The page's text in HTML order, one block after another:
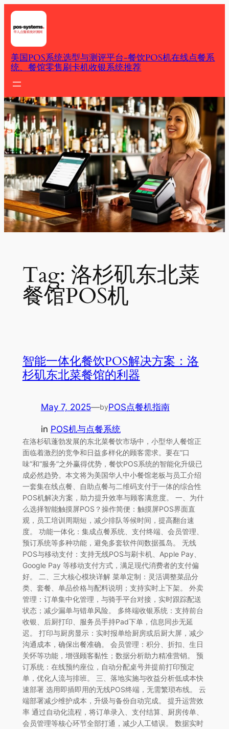
Skip
content
美国POS系统选型与测评平台-餐饮POS机在线点餐系
统、餐馆零售刷卡机收银系统推荐
Tag: 洛杉矶东北菜
餐馆POS机
智能一体化餐饮POS解决方案：洛
杉矶东北菜餐馆的利器
May 7, 2025—byPOS点餐机指南
in POS机与点餐系统
在洛杉矶蓬勃发展的东北菜餐饮市场中，小型华人餐馆正
面临着激烈的竞争和日益多样化的顾客需求。要在“口
味”和“服务”之外赢得优势，餐饮POS系统的智能化升级已
成必然趋势。本文将为美国华人中小餐馆老板与员工介绍
一套集在线点餐、自助点餐与二维码支付于一体的综合性
POS机解决方案，助力提升效率与顾客满意度。 一、为什
么选择智能触摸屏POS？操作简便：触摸屏POS界面直
观，员工培训周期短，减少排队等候时间，提高翻台速
度。 功能一体化：集成点餐系统、支付终端、会员管理、
预订系统等多种功能，避免多套软件间数据孤岛。 无线
POS与移动支付：支持无线POS与刷卡机、Apple Pay、
Google Pay 等移动支付方式，满足现代消费者的支付偏
好。 二、三大核心模块详解 菜单定制：灵活调整菜品分
类、套餐、单品价格与配料说明；支持实时上下架。 外卖
管理：订单集中化管理，与骑手平台对接，实时跟踪配送
状态；减少漏单与错单风险。 多终端收银系统：支持前台
收银、后厨打印、服务员手持Pad下单，信息同步无延
迟。 打印与厨房显示：实时报单给厨房或后厨大屏，减少
沟通成本，确保出餐准确。 会员管理：积分、折扣、生日
关怀等功能，增强顾客黏性；数据分析助力精准营销。 预
订系统：在线预约座位，自动分配桌号并提前打印预定
单，优化人流与排班。 三、落地实施与收益分析低成本快
速部署 选用即插即用的无线POS终端，无需繁琐布线。 云
端部署减少维护成本，升级与备份自动完成。 提升运营效
率 通过自动化流程，将订单录入、支付结算、厨房传单、
会员管理等核心环节全部打通，减少人工错误。 数据实时